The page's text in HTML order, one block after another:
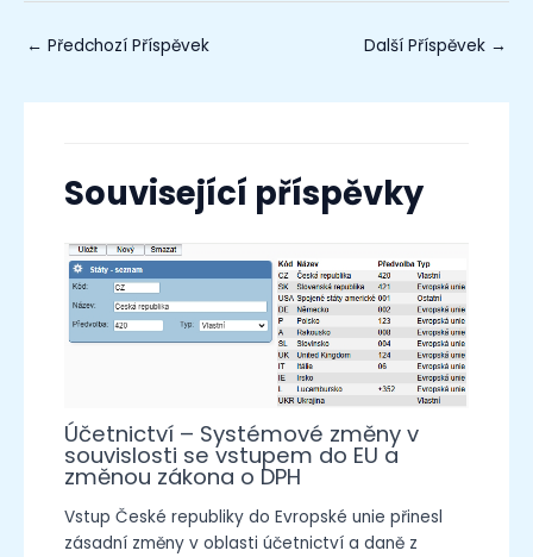
← Předchozí Příspěvek Další Příspěvek →
Související příspěvky
Účetnictví – Systémové změny v
souvislosti se vstupem do EU a
změnou zákona o DPH
Vstup České republiky do Evropské unie přinesl
zásadní změny v oblasti účetnictví a daně z